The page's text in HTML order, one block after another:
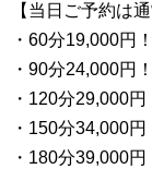
【当日ご予約は
・60分19,000円！
・90分24,000円！
・120分29,000円
・150分34,000円
・180分39,000円